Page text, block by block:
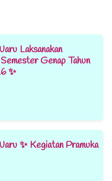
Laksanakan
Genap Tahun
✨
✨ Kegiatan Pramuka